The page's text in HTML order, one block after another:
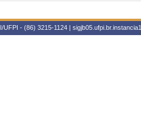
- (86) 3215-1124 | sigjb05.ufpi.br.instancia1